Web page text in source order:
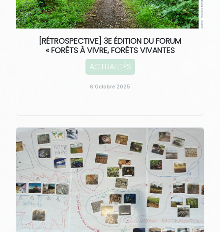
[RÉTROSPECTIVE] 3E ÉDITION DU FORUM
« FORÊTS À VIVRE, FORÊTS VIVANTES
ACTUALITÉS
6 Octobre 2025